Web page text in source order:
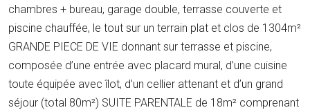
chambres + bureau, garage double, terrasse couverte et
piscine chauffée, le tout sur un terrain plat et clos de 1304m²
GRANDE PIECE DE VIE donnant sur terrasse et piscine,
composée d’une entrée avec placard mural, d’une cuisine
toute équipée avec îlot, d’un cellier attenant et d’un grand
séjour (total 80m²) SUITE PARENTALE de 18m² comprenant